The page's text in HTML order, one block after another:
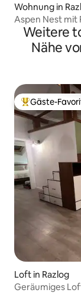
Wohnung in
Aspen Nest mit
Bansko/Razlog
Weitere
Nähe
Beliebter
Gäste-
Loft in Razlog
Geräumiges